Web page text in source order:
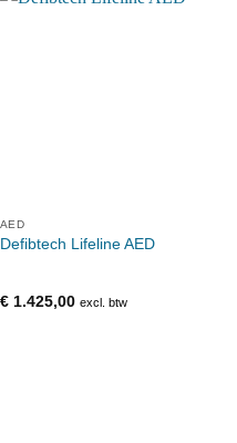
AED
Defibtech Lifeline AED
€1.425,00 excl. btw